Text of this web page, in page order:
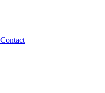
Contact